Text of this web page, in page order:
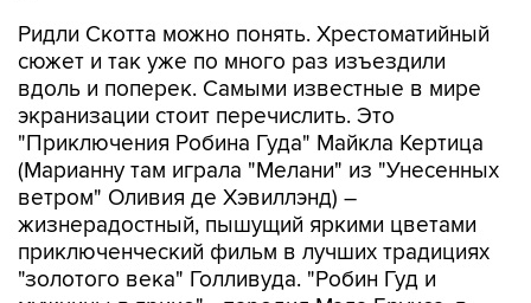
Ридли Скотта можно понять. Хрестоматийный
сюжет и так уже по много раз изъездили
вдоль и поперек. Самыми известные в мире
экранизации стоит перечислить. Это
"Приключения Робина Гуда" Майкла Кертица
(Марианну там играла "Мелани" из "Унесенных
ветром" Оливия де Хэвиллэнд) –
жизнерадостный, пышущий яркими цветами
приключенческий фильм в лучших традициях
"золотого века" Голливуда. "Робин Гуд и